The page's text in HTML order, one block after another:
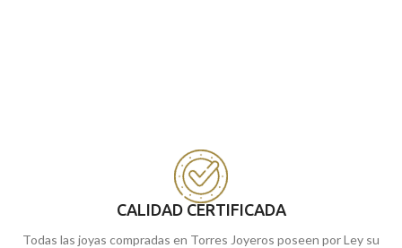
CALIDAD CERTIFICADA
Todas las joyas compradas en Torres Joyeros poseen por Ley su